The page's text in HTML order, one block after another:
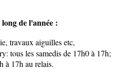
de l'année :
travaux aiguilles etc,
tous les samedis de 17h0 à 17h;
à 17h au relais.